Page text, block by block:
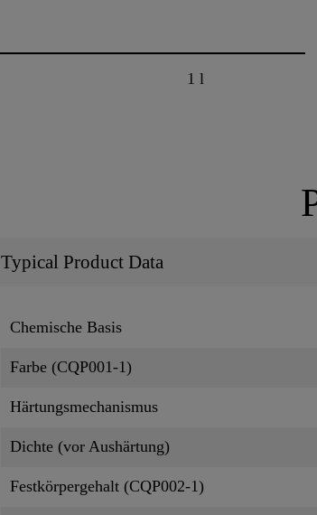
1 l
Typical Product Data
Chemische Basis
Farbe (CQP001-1)
Härtungsmechanismus
Dichte (vor Aushärtung)
Festkörpergehalt (CQP002-1)